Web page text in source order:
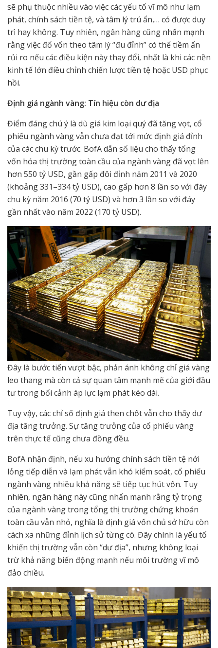
sẽ phụ thuộc nhiều vào việc các yếu tố vĩ mô như lạm
phát, chính sách tiền tệ, và tâm lý trú ẩn,… có được duy
trì hay không. Tuy nhiên, ngân hàng cũng nhấn mạnh
rằng việc đổ vốn theo tâm lý “đu đỉnh” có thể tiềm ẩn
rủi ro nếu các điều kiện này thay đổi, nhất là khi các nền
kinh tế lớn điều chỉnh chiến lược tiền tệ hoặc USD phục
hồi.
Định giá ngành vàng: Tín hiệu còn dư địa
Điểm đáng chú ý là dù giá kim loại quý đã tăng vọt, cổ
phiếu ngành vàng vẫn chưa đạt tới mức định giá đỉnh
của các chu kỳ trước. BofA dẫn số liệu cho thấy tổng
vốn hóa thị trường toàn cầu của ngành vàng đã vọt lên
hơn 550 tỷ USD, gần gấp đôi đỉnh năm 2011 và 2020
(khoảng 331–334 tỷ USD), cao gấp hơn 8 lần so với đáy
chu kỳ năm 2016 (70 tỷ USD) và hơn 3 lần so với đáy
gần nhất vào năm 2022 (170 tỷ USD).
Đây là bước tiến vượt bậc, phản ánh không chỉ giá vàng
leo thang mà còn cả sự quan tâm mạnh mẽ của giới đầu
tư trong bối cảnh áp lực lạm phát kéo dài.
Tuy vậy, các chỉ số định giá then chốt vẫn cho thấy dư
địa tăng trưởng. Sự tăng trưởng của cổ phiếu vàng
trên thực tế cũng chưa đồng đều.
BofA nhận định, nếu xu hướng chính sách tiền tệ nới
lỏng tiếp diễn và lạm phát vẫn khó kiểm soát, cổ phiếu
ngành vàng nhiều khả năng sẽ tiếp tục hút vốn. Tuy
nhiên, ngân hàng này cũng nhấn mạnh rằng tỷ trọng
của ngành vàng trong tổng thị trường chứng khoán
toàn cầu vẫn nhỏ, nghĩa là định giá vốn chủ sở hữu còn
cách xa những đỉnh lịch sử từng có. Đây chính là yếu tố
khiến thị trường vẫn còn “dư địa”, nhưng không loại
trừ khả năng biến động mạnh nếu môi trường vĩ mô
đảo chiều.